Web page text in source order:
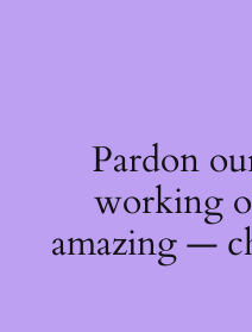
Pardon
working
amazing —